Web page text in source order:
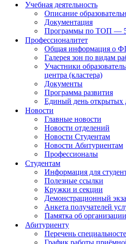
Учебная деятельность
Описание
Документация
Программы по ТОП —
Профессионалитет
Общая информация о
Галерея зон по видам
Участники
центра (кластера)
Документы
Программа развития
Единый день открытых
Новости
Главные новости
Новости отделений
Новости Студентам
Новости Абитуриентам
Профессионалы
Студентам
Информация для
Полезные ссылки
Кружки и секции
Демонстрационный
Анкета получателей
Памятка об
Абитуриенту
Перечень
График работы